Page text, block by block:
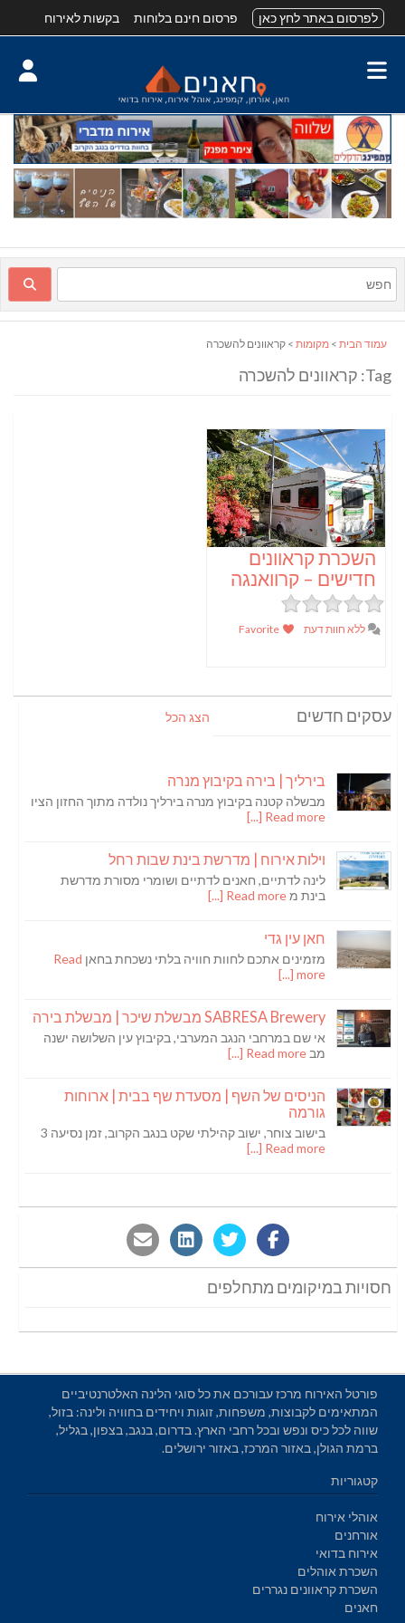
לפרסום באתר לחץ כאן פרסום חינם בלוחות בקשות לאירוח
עמוד הבית > מקומות > קראוונים להשכרה
Tag: קראוונים להשכרה
השכרת קראוונים
חדישים – קרוואנגה
ללא חוות דעת
עסקים חדשים הצג הכל
בירליך | בירה בקיבוץ מנרה
מבשלה קטנה בקיבוץ מנרה בירליך נולדה מתוך החזון הציו
Read more [...]
וילות אירוח | מדרשת בינת שבות רחל
לינה לדתיים, חאנים לדתיים ושומרי מסורת מדרשת
בינת מRead more [...]
חאן עין גדי
מזמינים אתכם לחוות חוויה בלתי נשכחת בחאן Read
more [...]
SABRESA Brewery מבשלת שיכר | מבשלת בירה
אי שם במרחבי הנגב המערבי, בקיבוץ עין השלושה ישנה
מב Read more [...]
הניסים של השף | מסעדת שף בבית | ארוחות
גורמה
בישוב צוחר, ישוב קהילתי שקט בנגב הקרוב, זמן נסיעה 3
Read more [...]
חסויות במיקומים מתחלפים
פורטל האירוח מרכז עבורכם את כל סוגי הלינה האלטרנטיביים
המתאימים לקבוצות, משפחות, זוגות ויחידים בחוויה ולינה: בזול,
שווה לכל כיס ונפש ובכל רחבי הארץ. בדרום, בנגב, בצפון, בגליל,
ברמת הגולן, באזור המרכז, באזור ירושלים.
קטגוריות
אוהלי אירוח
אורחנים
אירוח בדואי
השכרת אוהלים
השכרת קראוונים נגררים
חאנים